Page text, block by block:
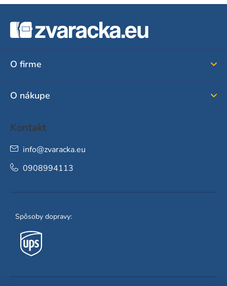
s
u
O firme
O nákupe
Kontakt
info@zvaracka.eu
0908994113
Spôsoby dopravy: